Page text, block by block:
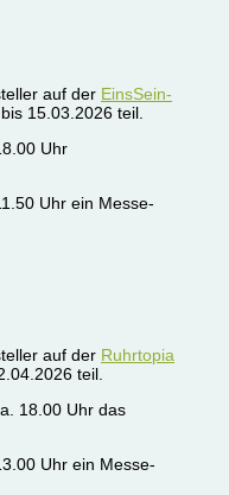
auf der EinsSein-
15.03.2026 teil.
Uhr
Uhr ein Messe-
auf der Ruhrtopia
teil.
18.00 Uhr das
Uhr ein Messe-